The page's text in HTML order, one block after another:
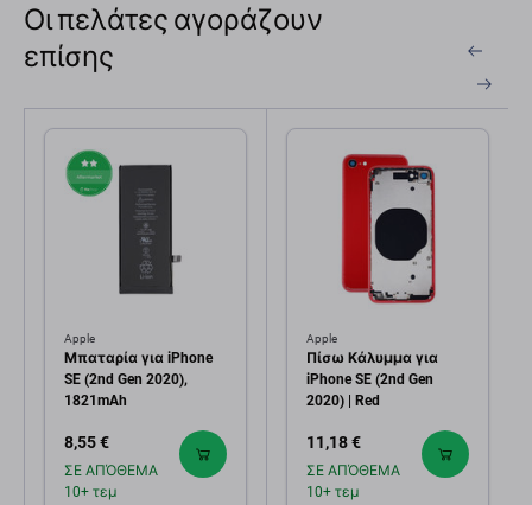
Οι πελάτες αγοράζουν
επίσης
Apple
Μπαταρία για iPhone
SE (2nd Gen 2020),
1821mAh
8,55 €
ΣΕ ΑΠΌΘΕΜΑ
10+ τεμ
Apple
Πίσω Κάλυμμα για
iPhone SE (2nd Gen
2020) | Red
11,18 €
ΣΕ ΑΠΌΘΕΜΑ
10+ τεμ